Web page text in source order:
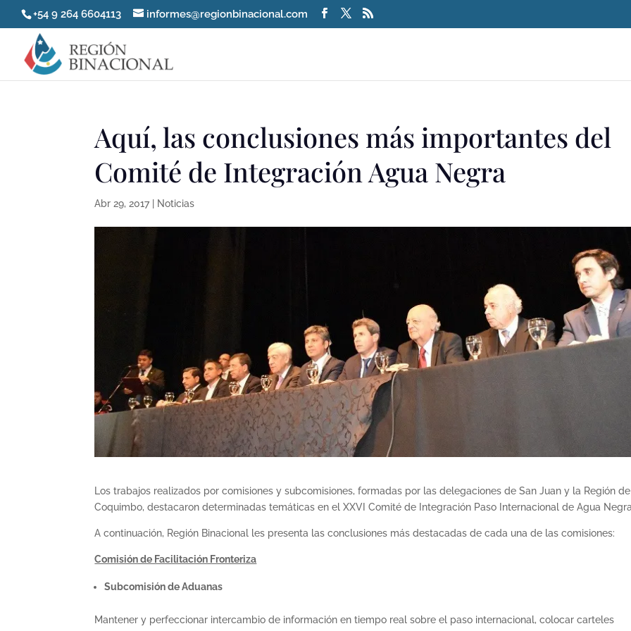
+54 9 264 6604113 informes@regionbinacional.com
Aquí, las conclusiones más importantes del
Comité de Integración Agua Negra
Abr 29, 2017| Noticias
Los trabajos realizados por comisiones y subcomisiones, formadas por las delegaciones de San Juan y la Región de
Coquimbo, destacaron determinadas temáticas en el XXVI Comité de Integración Paso Internacional de Agua
A continuación, Región Binacional les presenta las conclusiones más destacadas de cada una de las comisiones:
Comisión de Facilitación Fronteriza
Subcomisión de Aduanas
Mantener y perfeccionar intercambio de información en tiempo real sobre el paso internacional, colocar carteles